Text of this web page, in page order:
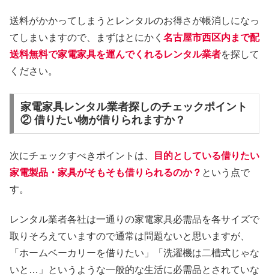
送料がかかってしまうとレンタルのお得さが帳消しになっ
てしまいますので、まずはとにかく 名古屋市西区内まで配
送料無料で家電家具を運んでくれるレンタル業者を探して
ください。
家電家具レンタル業者探しのチェックポイント
② 借りたい物が借りられますか？
次にチェックすべきポイントは、
目的としている借りたい
家電製品・家具がそもそも借りられるのか？ という点で
す。
レンタル業者各社は一通りの家電家具必需品を各サイズで
取りそろえていますので通常は問題ないと思いますが、
「ホームベーカリーを借りたい」「洗濯機は二槽式じゃな
いと…」というような一般的な生活に必需品とされていな